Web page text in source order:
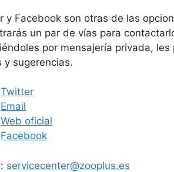
y Facebook son otras de las
un par de vías para
por mensajería privada,
y sugerencias.
Twitter
Email
Web oficial
Facebook
: servicecenter@zooplus.es